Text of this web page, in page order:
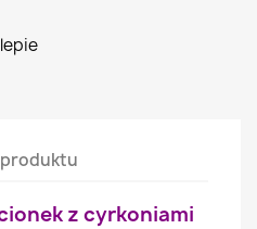
z cyrkoniami